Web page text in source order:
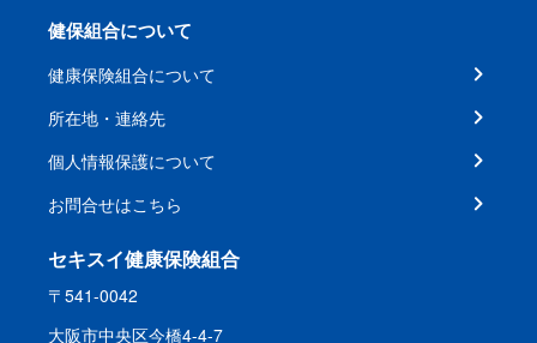
健保組合について
健康保険組合について
所在地・連絡先
個人情報保護について
お問合せはこちら
セキスイ健康保険組合
〒541-0042
大阪市中央区今橋4-4-7